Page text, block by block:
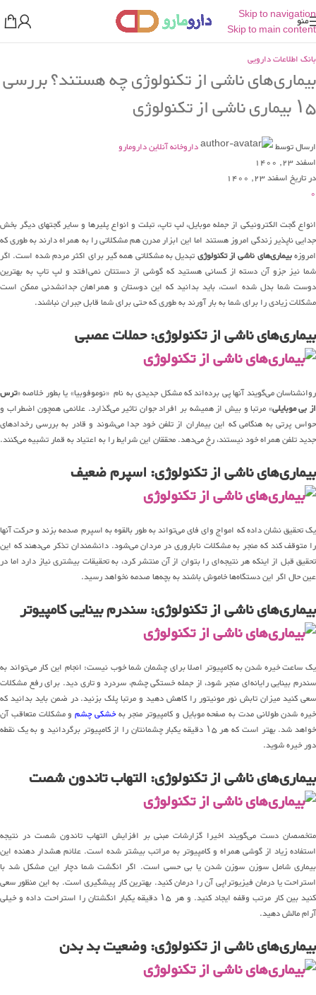
Skip to navigation
Skip to main content
منو
بانک اطلاعات دارویی
بیماری‌های ناشی از تکنولوژی چه هستند؟ بررسی
۱۵ بیماری ناشی از تکنولوژی
ارسال توسط
داروخانه آنلاین دارومارو
اسفند 23, 1400
در تاریخ اسفند 23, 1400
0
انواع گجت الکترونیکی از جمله موبایل، لپ تاپ، تبلت و انواع پلیرها و سایر گجتهای دیگر بخش
جدایی ناپذیر زندگی امروز هستند اما این ابزار مدرن هم مشکلاتی را به همراه دارند به طوری که
امروزهبیماری‌های ناشی از تکنولوژیتبدیل به مشکلاتی همه گیر برای اکثر مردم شده است. اگر
شما نیز جزو آن دسته از کسانی هستید که گوشی از دستتان نمی‌افتد و لپ تاپ به بهترین
دوست شما بدل شده است، باید بدانید که این دوستان و همراهان جدانشدنی ممکن است
مشکلات زیادی را برای شما به بار آورند به طوری که حتی برای شما قابل جبران نباشند.
بیماری‌های ناشی از تکنولوژی: حملات عصبی
روانشناسان می‌گویند آنها پی برده‌اند که مشکل جدیدی به نام «نوموفوبیا» یا بطور خلاصه «ترس
از بی موبایلی» مرتبا و بیش از همیشه بر افراد جوان تاثیر می‌گذارد. علائمی همچون اضطراب و
حواس پرتی به هنگامی که این بیماران از تلفن خود جدا می‌شوند و قادر به بررسی رخدادهای
جدید تلفن همراه خود نیستند، رخ می‌دهد. محققان این شرایط را به اعتیاد به قمار تشبیه می‌کنند.
بیماری‌های ناشی از تکنولوژی: اسپرم ضعیف
یک تحقیق نشان داده که امواج وای فای می‌تواند به طور بالقوه به اسپرم صدمه بزند و حرکت آنها
را متوقف کند که منجر به مشکلات ناباروری در مردان می‌شود. دانشمندان تذکر می‌دهند که این
تحقیق قبل از اینکه هر نتیجه‌ای را بتوان از آن منتشر کرد، به تحقیقات بیشتری نیاز دارد اما در
عین حال اگر این دستگاه‌ها خاموش باشند به بچه‌ها صدمه نخواهد رسید.
بیماری‌های ناشی از تکنولوژی: سندرم بینایی کامپیوتر
یک ساعت خیره شدن به کامپیوتر اصلا برای چشمان شما خوب نیست: انجام این کار می‌تواند به
سندرم بینایی رایانه‌ای منجر شود، از جمله خستگی چشم، سردرد و تاری دید. برای رفع مشکلات
سعی کنید میزان تابش نور مونیتور را کاهش دهید و مرتبا پلک بزنید. در ضمن باید بدانید که
خیره شدن طولانی مدت به صفحه موبایل و کامپیوتر منجر بهخشکی چشم و مشکلات متعاقب آن
خواهد شد. بهتر است که هر ۱۵ دقیقه یکبار چشمانتان را از کامپیوتر برگردانید و به یک نقطه
دور خیره شوید.
بیماری‌های ناشی از تکنولوژی: التهاب تاندون شصت
متخصصان دست می‌گویند اخیرا گزارشات مبنی بر افزایش التهاب تاندون شصت در نتیجه
استفاده زیاد از گوشی همراه و کامپیوتر به مراتب بیشتر شده است. علائم هشدار دهنده این
بیماری شامل سوزن سوزن شدن یا بی حسی است. اگر انگشت شما دچار این مشکل شد با
استراحت یا درمان فیزیوتراپی آن را درمان کنید. بهترین کار پیشگیری است. به این منظور سعی
کنید بین کار مرتب وقفه ایجاد کنید. و هر ۱۵ دقیقه یکبار انگشتان را استراحت داده و خیلی
آرام مالش دهید.
بیماری‌های ناشی از تکنولوژی: وضعیت بد بدن